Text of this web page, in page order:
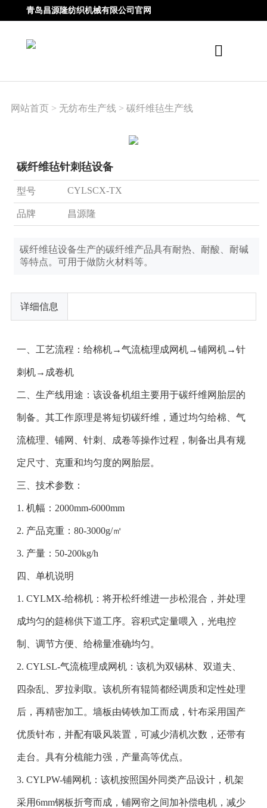
青岛昌源隆纺织机械有限公司官网
网站首页> 无纺布生产线> 碳纤维毡生产线
碳纤维毡针刺毡设备
型号 CYLSCX-TX
品牌 昌源隆
碳纤维毡设备生产的碳纤维产品具有耐热、耐酸、耐碱
等特点。可用于做防火材料等。
详细信息
一、工艺流程：给棉机→气流梳理成网机→铺网机→针
刺机→成卷机
二、生产线用途：该设备机组主要用于碳纤维网胎层的
制备。其工作原理是将短切碳纤维，通过均匀给棉、气
流梳理、铺网、针刺、成卷等操作过程，制备出具有规
定尺寸、克重和均匀度的网胎层。
三、技术参数：
1. 机幅：2000mm-6000mm
2. 产品克重：80-3000g/㎡
3. 产量：50-200kg/h
四、单机说明
1. CYLMX-给棉机：将开松纤维进一步松混合，并处理
成均匀的筵棉供下道工序。容积式定量喂入，光电控
制、调节方便、给棉量准确均匀。
2. CYLSL-气流梳理成网机：该机为双锡林、双道夫、
四杂乱、罗拉剥取。该机所有辊筒都经调质和定性处理
后，再精密加工。墙板由铸铁加工而成，针布采用国产
优质针布，并配有吸风装置，可减少清机次数，还带有
走台。具有分梳能力强，产量高等优点。
3. CYLPW-铺网机：该机按照国外同类产品设计，机架
采用6mm钢板折弯而成，铺网帘之间加补偿电机，减少